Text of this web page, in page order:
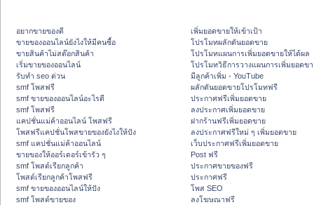
อยากขายของดี
ขายของออนไลน์ยังไงให้มีคนซื้อ
ขายสินค้าไม่สต๊อกสินค้า
เริ่มขายของออนไลน์
รับทำ seo ด่วน
smf โพสฟรี
smf ขายของออนไลน์อะไรดี
smf โพสฟรี
แคปชั่นแม่ค้าออนไลน์ โพสฟรี
โพสฟรีแคปชั่นโพสขายของยังไงให้ปัง
smf แคปชั่นแม่ค้าออนไลน์
ขายของให้ออร์เดอร์เข้ารัว ๆ
smf โพสต์เรียกลูกค้า
โพสต์เรียกลูกค้าโพสฟรี
smf ขายของออนไลน์ให้ปัง
smf โพสต์ขายของ
เพิ่มยอดขายให้เข้าเป้า
โปรโมทผลักดันยอดขาย
โปรโมทแผนการเพิ่มยอดขายให้ได้ผล
โปรโมทวิธีการวางแผนการเพิ่มยอดข
มีลูกค้าเพิ่ม - YouTube
ผลักดันยอดขายโปรโมทฟรี
ประกาศฟรีเพิ่มยอดขาย
ลงประกาศเพิ่มยอดขาย
ฝากร้านฟรีเพิ่มยอดขาย
ลงประกาศฟรีใหม่ ๆ เพิ่มยอดขาย
เว็บประกาศฟรีเพิ่มยอดขาย
Post ฟรี
ประกาศขายของฟรี
ประกาศฟรี
โพส SEO
ลงโฆษณาฟรี